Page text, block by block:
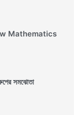
Mathematics
সমঝোতা